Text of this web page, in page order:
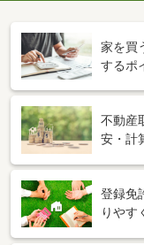
家を買
するポ
不動産
安・計
登録免
りやす